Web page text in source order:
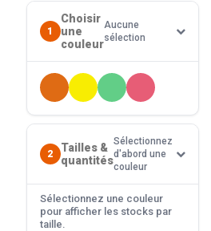
1
Choisir
une
couleur
Aucune
sélection
2
Tailles &
quantités
Sélectionnez
d'abord une
couleur
Sélectionnez une couleur
pour afficher les stocks par
taille.